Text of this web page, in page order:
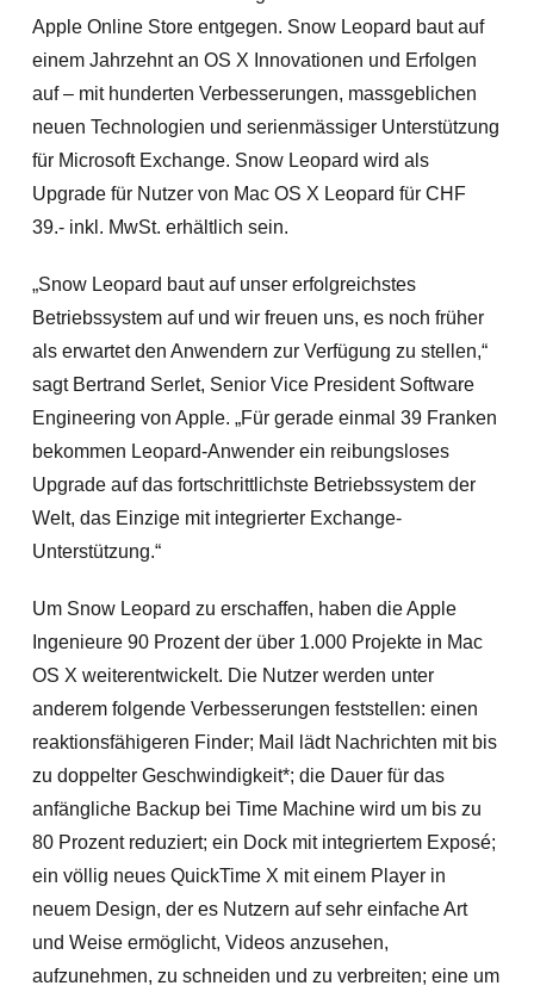
Apple Online Store entgegen. Snow Leopard baut auf
einem Jahrzehnt an OS X Innovationen und Erfolgen
auf – mit hunderten Verbesserungen, massgeblichen
neuen Technologien und serienmässiger Unterstützung
für Microsoft Exchange. Snow Leopard wird als
Upgrade für Nutzer von Mac OS X Leopard für CHF
39.- inkl. MwSt. erhältlich sein.
„Snow Leopard baut auf unser erfolgreichstes
Betriebssystem auf und wir freuen uns, es noch früher
als erwartet den Anwendern zur Verfügung zu stellen,“
sagt Bertrand Serlet, Senior Vice President Software
Engineering von Apple. „Für gerade einmal 39 Franken
bekommen Leopard-Anwender ein reibungsloses
Upgrade auf das fortschrittlichste Betriebssystem der
Welt, das Einzige mit integrierter Exchange-
Unterstützung.“
Um Snow Leopard zu erschaffen, haben die Apple
Ingenieure 90 Prozent der über 1.000 Projekte in Mac
OS X weiterentwickelt. Die Nutzer werden unter
anderem folgende Verbesserungen feststellen: einen
reaktionsfähigeren Finder; Mail lädt Nachrichten mit bis
zu doppelter Geschwindigkeit*; die Dauer für das
anfängliche Backup bei Time Machine wird um bis zu
80 Prozent reduziert; ein Dock mit integriertem Exposé;
ein völlig neues QuickTime X mit einem Player in
neuem Design, der es Nutzern auf sehr einfache Art
und Weise ermöglicht, Videos anzusehen,
aufzunehmen, zu schneiden und zu verbreiten; eine um